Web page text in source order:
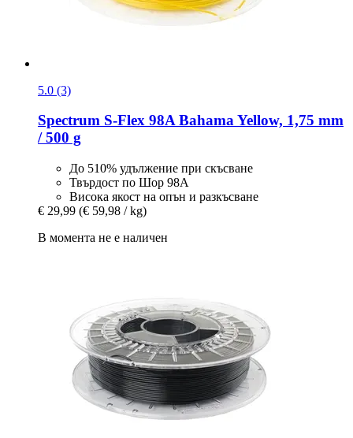
5.0 (3)
Spectrum S-​Flex 98A Bahama Yellow, 1,75 mm
/ 500 g
До 510% удължение при скъсване
Твърдост по Шор 98A
Висока якост на опън и разкъсване
€ 29,99 (€ 59,98 / kg)
В момента не е наличен